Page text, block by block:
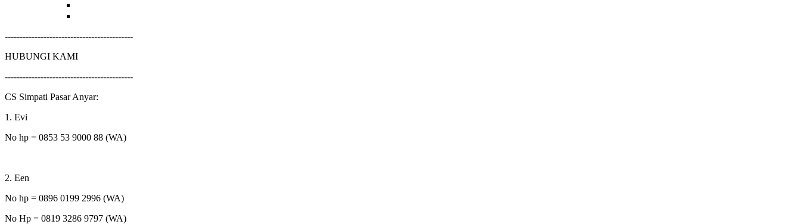
-------------------------------------------
HUBUNGI KAMI
-------------------------------------------
CS Simpati Pasar Anyar:
1. Evi
No hp = 0853 53 9000 88 (WA)
2. Een
No hp = 0896 0199 2996 (WA)
No Hp = 0819 3286 9797 (WA)